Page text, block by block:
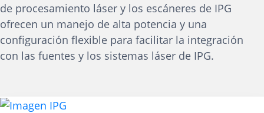
de procesamiento láser y los escáneres de IPG
ofrecen un manejo de alta potencia y una
configuración flexible para facilitar la integración
con las fuentes y los sistemas láser de IPG.